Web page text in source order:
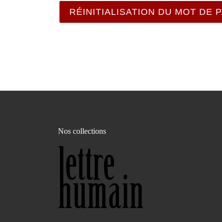
RÉINITIALISATION DU MOT DE
Nos collections